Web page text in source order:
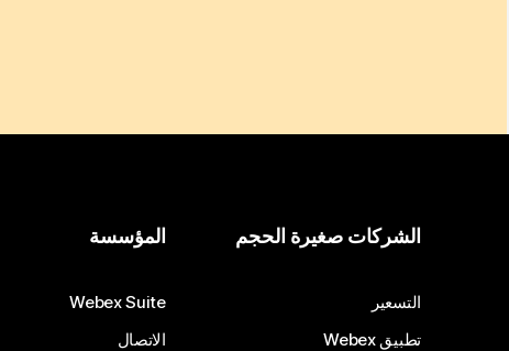
الشركات صغيرة الحجم
التسعير
تطبيق Webex
المؤسسة
Webex Suite
الاتصال